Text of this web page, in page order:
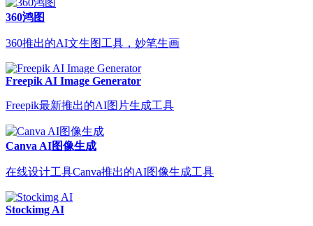
360鸿图
360推出的AI文生图工具，妙笔生画
Freepik AI Image Generator
Freepik最新推出的AI图片生成工具
Canva AI图像生成
在线设计工具Canva推出的AI图像生成工具
Stockimg AI